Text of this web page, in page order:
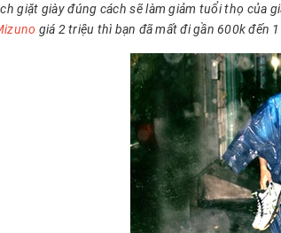
giặt giày đúng cách sẽ làm giảm tuổi thọ của
giá 2 triệu thì bạn đã mất đi gần 600k đến